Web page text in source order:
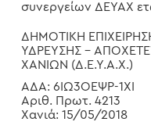
συνεργείων ΔΕΥΑΧ
ΔΗΜΟΤΙΚΗ
ΥΔΡΕΥΣΗΣ –
ΧΑΝΙΩΝ (Δ.Ε.Υ.Α.Χ.)
ΑΔΑ: 6ΙΩ3ΟΕΨΡ-1ΧΙ
Αριθ. Πρωτ. 4213
Χανιά: 15/05/2018